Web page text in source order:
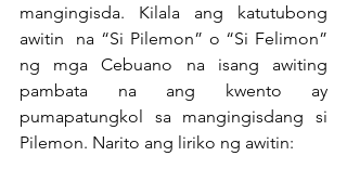
mangingisda. Kilala ang katutubong
awitin  na “Si Pilemon” o “Si Felimon”
ng mga Cebuano na isang awiting
pambata na ang kwento ay
pumapatungkol sa mangingisdang si
Pilemon. Narito ang liriko ng awitin: